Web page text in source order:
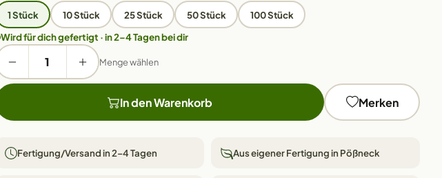
1 Stück 10 Stück 25 Stück 50 Stück
100 Stück
Wird für dich gefertigt · in 2–4 Tagen bei dir
Menge wählen
In den Warenkorb Merken
Fertigung/Versand in 2–4 Tagen Aus eigener Fertigung in Pößneck